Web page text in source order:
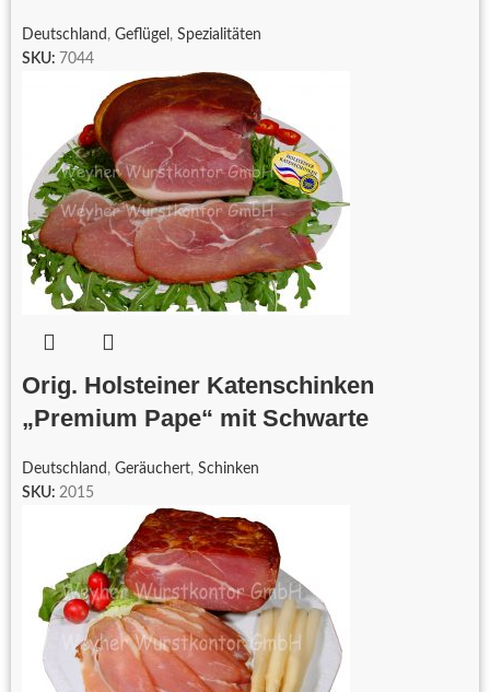
Deutschland , Geflügel , Spezialitäten
SKU: 7044
Orig. Holsteiner Katenschinken
„Premium Pape“ mit Schwarte
Deutschland , Geräuchert, Schinken
SKU: 2015